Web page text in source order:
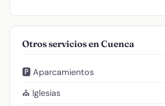
Otros servicios en Cuenca
🅿️ Aparcamientos
⛪ Iglesias